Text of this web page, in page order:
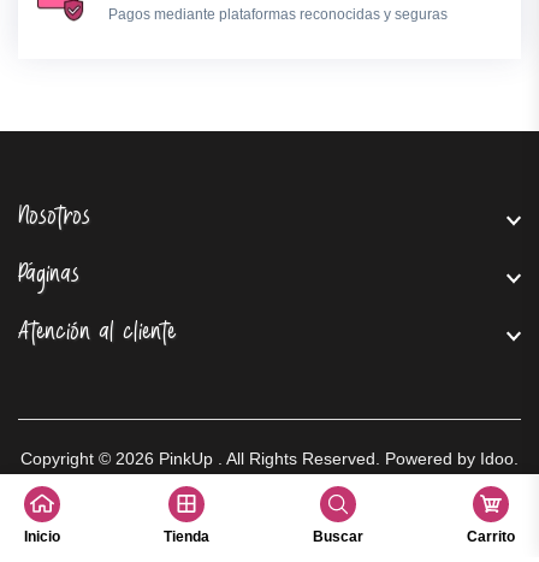
Inicio Tienda Buscar Carrito
Pagos mediante plataformas reconocidas y seguras
Nosotros
Páginas
Atención al cliente
Copyright © 2026 PinkUp . All Rights Reserved. Powered by Idoo.